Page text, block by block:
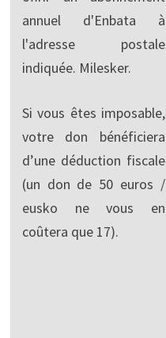
annuel d'Enbata à
l'adresse postale
indiquée. Milesker.
Si vous êtes imposable,
votre don bénéficiera
d’une déduction fiscale
(un don de 50 euros /
eusko ne vous en
coûtera que 17).